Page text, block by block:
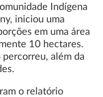
Indígena
iniciou uma
em uma área
10 hectares.
percorreu, além da
o relatório